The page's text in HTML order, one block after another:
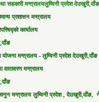
सहकारी मन्त्रालयलुम्विनी प्रदेश देउखुरी,दाँङ
प्रशासन मन्त्रालय
कार्यालय
योजना मन्त्रालय - लुम्विनी प्रदेश देउखुरी,दाँङ
वातावरण मन्त्रालय
मन्त्रालय लुम्विनी प्रदेश , देउखुरी,दाँङ,